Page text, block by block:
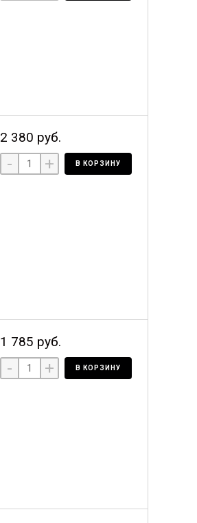
2 380 руб.
- + В КОРЗИНУ
1 785 руб.
- + В КОРЗИНУ